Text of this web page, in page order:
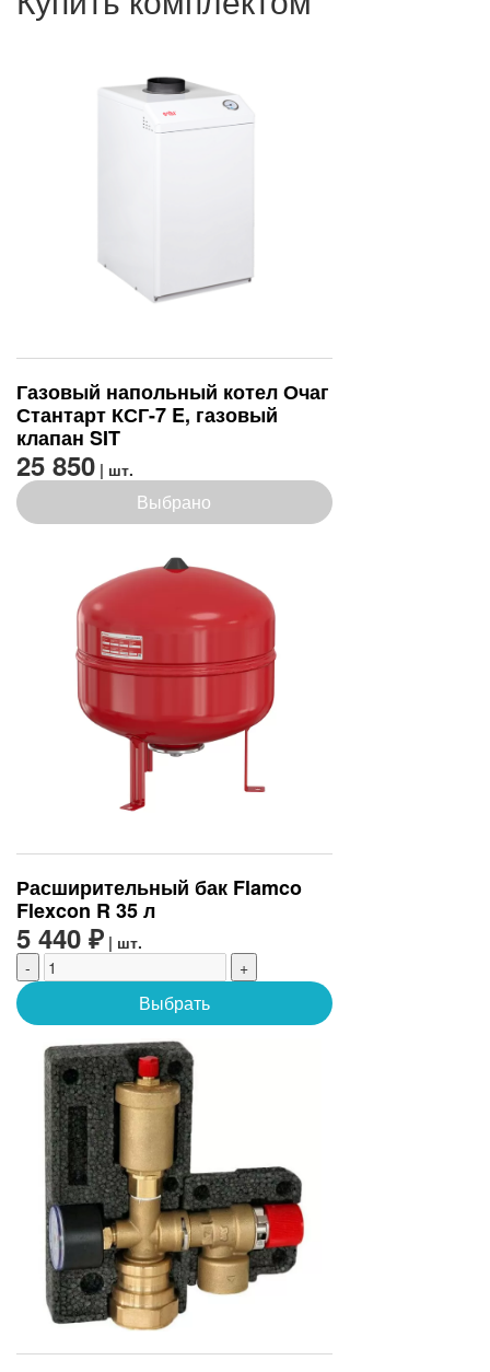
Газовый напольный котел Очаг
Стантарт КСГ-7 E, газовый
клапан SIT
25 850 | шт.
Выбрано
Расширительный бак Flamco
Flexcon R 35 л
5 440 ₽ | шт.
-
+
Выбрать